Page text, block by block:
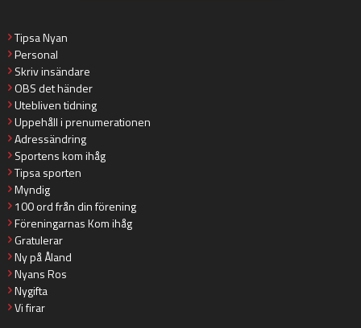
Tipsa Nyan
Personal
Skriv insändare
OBS det händer
Utebliven tidning
Uppehåll i prenumerationen
Adressändring
Sportens kom ihåg
Tipsa sporten
Myndig
100 ord från din förening
Föreningarnas Kom ihåg
Gratulerar
Ny på Åland
Nyans Ros
Nygifta
Vi firar